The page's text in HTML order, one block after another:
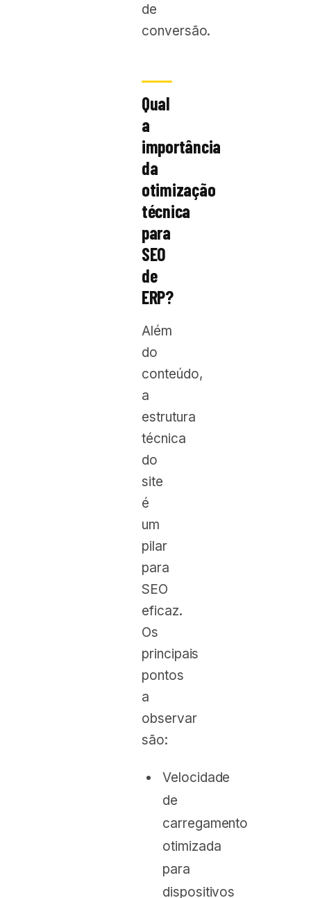
de
conversão.
Qual
a
importância
da
otimização
técnica
para
SEO
de
ERP?
Além
do
conteúdo,
a
estrutura
técnica
do
site
é
um
pilar
para
SEO
eficaz.
Os
principais
pontos
a
observar
são:
Velocidade
de
carregamento
otimizada
para
dispositivos